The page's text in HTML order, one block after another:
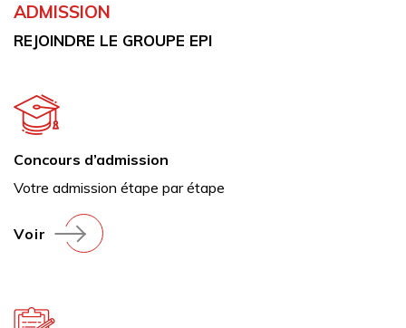
ADMISSION
REJOINDRE LE GROUPE EPI
Concours d’admission
Votre admission étape par étape
Voir